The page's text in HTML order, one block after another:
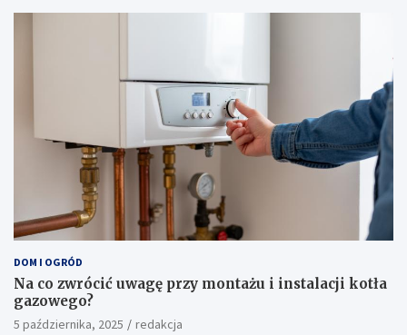
DOM I OGRÓD
Na co zwrócić uwagę przy montażu i instalacji kotła
gazowego?
5 października, 2025 redakcja